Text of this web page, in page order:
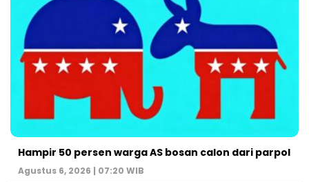
Hampir 50 persen warga AS bosan calon dari parpol
Agustus 6, 2026 | 07:20 WIB